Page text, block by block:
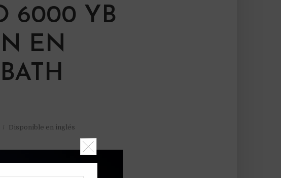
6000 YB
EN
Disponible en inglés